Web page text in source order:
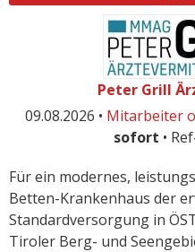
Peter Grill
09.08.2026 • Mitarbeiter
sofort •
Für ein modernes,
Betten-Krankenhaus der
Standardversorgung in
Tiroler Berg- und